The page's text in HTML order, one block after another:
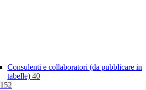
Consulenti e collaboratori (da pubblicare in
tabelle) 40
152